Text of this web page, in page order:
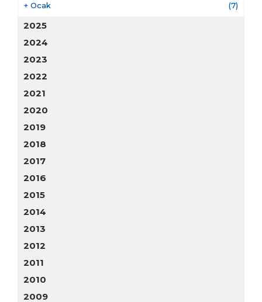
+ Ocak (7)
2025
2024
2023
2022
2021
2020
2019
2018
2017
2016
2015
2014
2013
2012
2011
2010
2009